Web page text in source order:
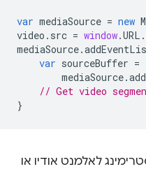
var mediaSource = new
video . src = window.URL .
mediaSource.
var sourceBuffer =
mediaSource.
// Get video
}
לאלמנט אודיו או